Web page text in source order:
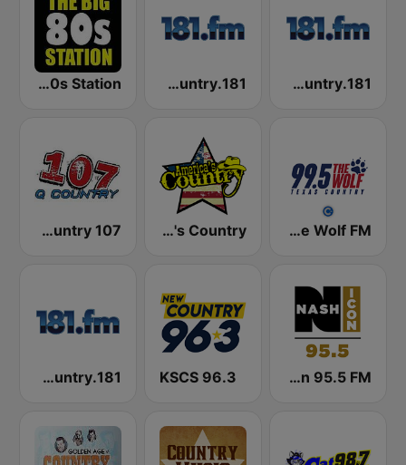
181.fm - 90's Country
181.fm - 80's Country
The Big 80s Station
KPLX 99.5 The Wolf FM
America's Country
WSAQ Q-Country 107
WSM Nash Icon 95.5 FM
96.3 KSCS
181.fm - Kickin' Country